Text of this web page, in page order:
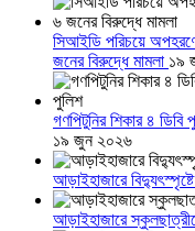
সিআইডি পরিচয়ে
জনের বিরুদ্ধে মামলা ১৯
গণপিটুনির শিকার ৪
১৯ জুন ২০২৬
আড়াইহাজারে
আড়াইহাজারে